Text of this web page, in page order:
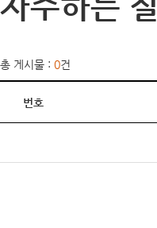
총 게시물 : 0건
번호